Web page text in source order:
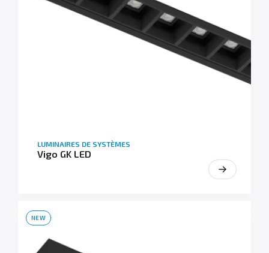
LUMINAIRES DE SYSTÈMES
Vigo GK LED
NEW